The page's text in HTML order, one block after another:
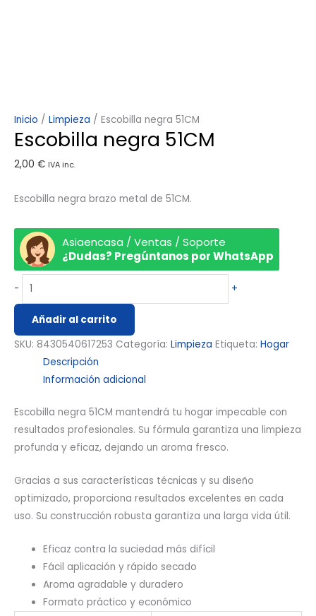
Inicio / Limpieza / Escobilla negra 51CM
Escobilla negra 51CM
2,00 € IVA inc.
Escobilla negra brazo metal de 51CM.
Asiaencasa / Ventas / Soporte
¿Dudas? Pregúntanos por WhatsApp
- +
Añadir al carrito
SKU: 8430540617253 Categoría: Limpieza Etiqueta: Hogar
Descripción
Información adicional
Escobilla negra 51CM mantendrá tu hogar impecable con
resultados profesionales. Su fórmula garantiza una limpieza
profunda y eficaz, dejando un aroma fresco.
Gracias a sus características técnicas y su diseño
optimizado, proporciona resultados excelentes en cada
uso. Su construcción robusta garantiza una larga vida útil.
Eficaz contra la suciedad más difícil
Fácil aplicación y rápido secado
Aroma agradable y duradero
Formato práctico y económico